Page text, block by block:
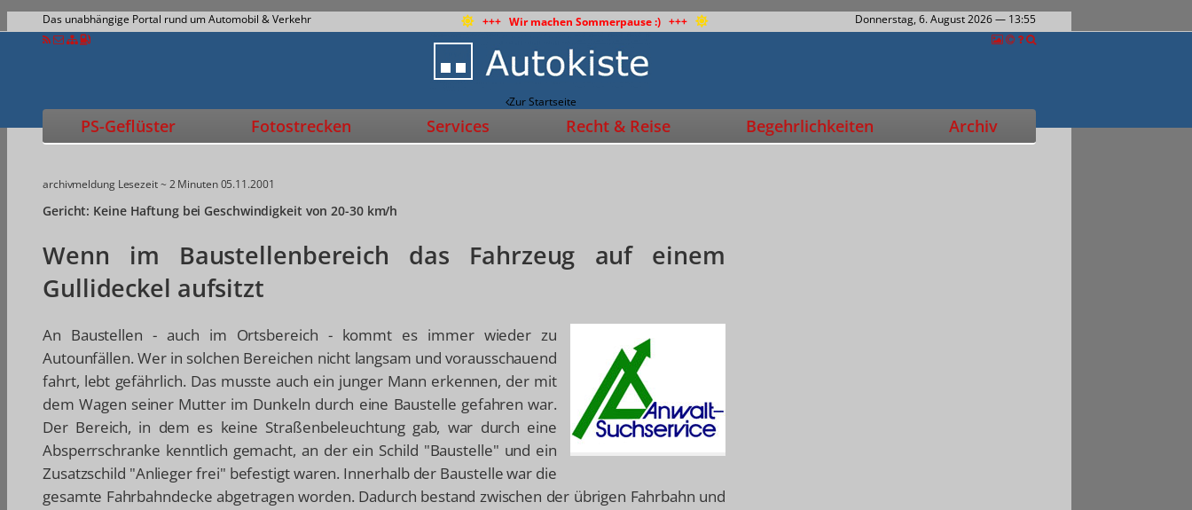
Das unabhängige Portal rund um Automobil & Verkehr +++ Wir machen Sommerpause :) +++ Donnerstag, 6. August 2026— 13:55
Zur Startseite
PS-Geflüster Fotostrecken Services Recht & Reise Begehrlichkeiten Archiv
archivmeldung Lesezeit ~ 2 Minuten05.11.2001
Gericht: Keine Haftung bei Geschwindigkeit von 20-30 km/h
Wenn im Baustellenbereich das Fahrzeug auf einem
Gullideckel aufsitzt
An Baustellen - auch im Ortsbereich - kommt es immer wieder zu
Autounfällen. Wer in solchen Bereichen nicht langsam und vorausschauend
fahrt, lebt gefährlich. Das musste auch ein junger Mann erkennen, der mit
dem Wagen seiner Mutter im Dunkeln durch eine Baustelle gefahren war.
Der Bereich, in dem es keine Straßenbeleuchtung gab, war durch eine
Absperrschranke kenntlich gemacht, an der ein Schild "Baustelle" und ein
Zusatzschild "Anlieger frei" befestigt waren. Innerhalb der Baustelle war die
gesamte Fahrbahndecke abgetragen worden. Dadurch bestand zwischen der übrigen Fahrbahn und